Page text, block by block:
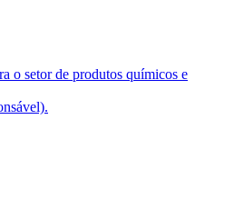
o setor de produtos químicos e